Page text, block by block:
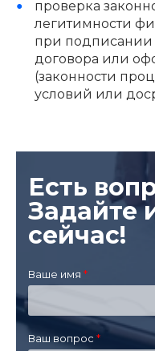
проверка
легитимности
при подписании
договора или
(законности
условий или
Есть
Задайте
сейчас!
Ваше имя
Ваш вопрос